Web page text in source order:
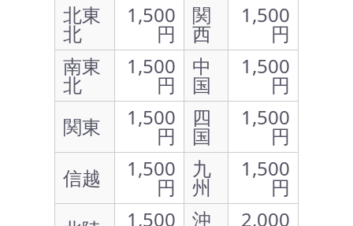
北東
北
1,500
円
関
西
1,500
円
南東
北
1,500
円
中
国
1,500
円
関東
1,500
円
四
国
1,500
円
信越
1,500
円
九
州
1,500
円
1,500 沖 2,000